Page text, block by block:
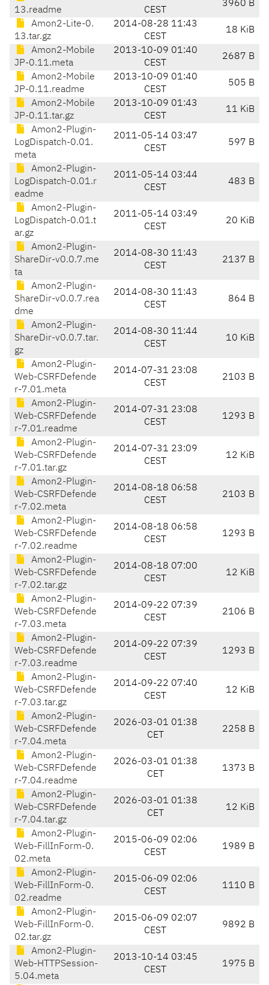
13.readme
CEST
3960 B
Amon2-Lite-0.
13.tar.gz
2014-08-28 11:43
CEST
18 KiB
Amon2-Mobile
JP-0.11.meta
2013-10-09 01:40
CEST
2687 B
Amon2-Mobile
JP-0.11.readme
2013-10-09 01:40
CEST
505 B
Amon2-Mobile
JP-0.11.tar.gz
2013-10-09 01:43
CEST
11 KiB
Amon2-Plugin-
LogDispatch-0.01.
meta
2011-05-14 03:47
CEST
597 B
Amon2-Plugin-
LogDispatch-0.01.r
eadme
2011-05-14 03:44
CEST
483 B
Amon2-Plugin-
LogDispatch-0.01.t
ar.gz
2011-05-14 03:49
CEST
20 KiB
Amon2-Plugin-
ShareDir-v0.0.7.me
ta
2014-08-30 11:43
CEST
2137 B
Amon2-Plugin-
ShareDir-v0.0.7.rea
dme
2014-08-30 11:43
CEST
864 B
Amon2-Plugin-
ShareDir-v0.0.7.tar.
gz
2014-08-30 11:44
CEST
10 KiB
Amon2-Plugin-
Web-CSRFDefende
r-7.01.meta
2014-07-31 23:08
CEST
2103 B
Amon2-Plugin-
Web-CSRFDefende
r-7.01.readme
2014-07-31 23:08
CEST
1293 B
Amon2-Plugin-
Web-CSRFDefende
r-7.01.tar.gz
2014-07-31 23:09
CEST
12 KiB
Amon2-Plugin-
Web-CSRFDefende
r-7.02.meta
2014-08-18 06:58
CEST
2103 B
Amon2-Plugin-
Web-CSRFDefende
r-7.02.readme
2014-08-18 06:58
CEST
1293 B
Amon2-Plugin-
Web-CSRFDefende
r-7.02.tar.gz
2014-08-18 07:00
CEST
12 KiB
Amon2-Plugin-
Web-CSRFDefende
r-7.03.meta
2014-09-22 07:39
CEST
2106 B
Amon2-Plugin-
Web-CSRFDefende
r-7.03.readme
2014-09-22 07:39
CEST
1293 B
Amon2-Plugin-
Web-CSRFDefende
r-7.03.tar.gz
2014-09-22 07:40
CEST
12 KiB
Amon2-Plugin-
Web-CSRFDefende
r-7.04.meta
2026-03-01 01:38
CET
2258 B
Amon2-Plugin-
Web-CSRFDefende
r-7.04.readme
2026-03-01 01:38
CET
1373 B
Amon2-Plugin-
Web-CSRFDefende
r-7.04.tar.gz
2026-03-01 01:38
CET
12 KiB
Amon2-Plugin-
Web-FillInForm-0.
02.meta
2015-06-09 02:06
CEST
1989 B
Amon2-Plugin-
Web-FillInForm-0.
02.readme
2015-06-09 02:06
CEST
1110 B
Amon2-Plugin-
Web-FillInForm-0.
02.tar.gz
2015-06-09 02:07
CEST
9892 B
Amon2-Plugin-
Web-HTTPSession-
5.04.meta
2013-10-14 03:45
CEST
1975 B